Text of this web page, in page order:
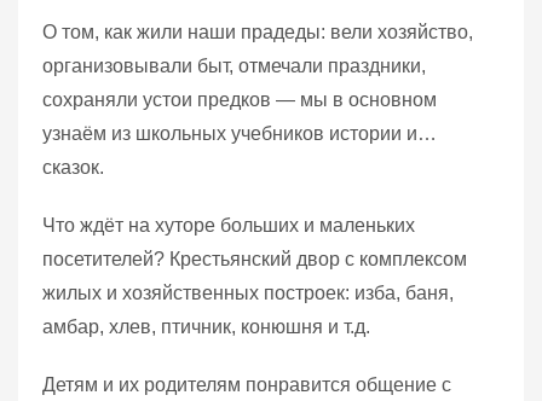
О том, как жили наши прадеды: вели хозяйство,
организовывали быт, отмечали праздники,
сохраняли устои предков — мы в основном
узнаём из школьных учебников истории и…
сказок.
Что ждёт на хуторе больших и маленьких
посетителей? Крестьянский двор с комплексом
жилых и хозяйственных построек: изба, баня,
амбар, хлев, птичник, конюшня и т.д.
Детям и их родителям понравится общение с